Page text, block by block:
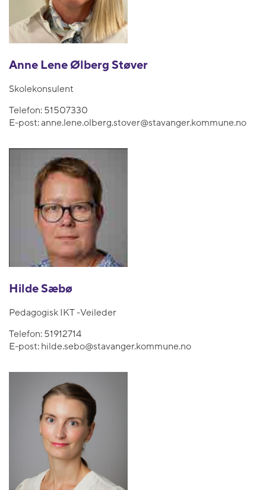
Anne Lene Ølberg Støver
Skolekonsulent
Telefon: 51507330
E-post:anne.lene.olberg.stover@stavanger.kommune.no
Hilde Sæbø
Pedagogisk IKT -Veileder
Telefon: 51912714
E-post: hilde.sebo@stavanger.kommune.no